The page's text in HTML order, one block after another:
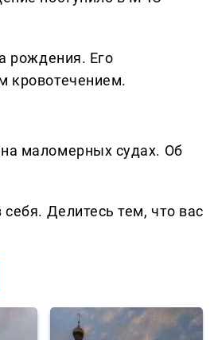
рождения. Его
кровотечением.
маломерных судах. Об
Делитеcь тем, что вас